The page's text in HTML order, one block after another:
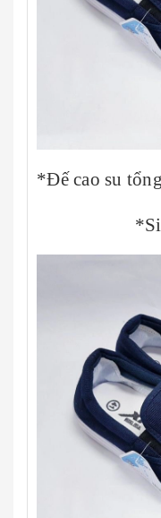
*Đế cao su